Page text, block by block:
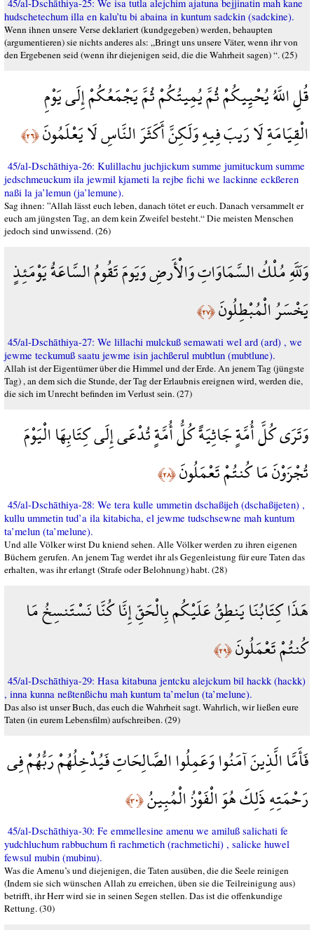
45/al-Dschāthiya-25: We isa tutla alejchim ajatuna bejjinatin mah kane
hudschetechum illa en kalu’tu bi abaina in kuntum sadckin (sadckine).
Wenn ihnen unsere Verse deklariert (kundgegeben) werden, behaupten
(argumentieren) sie nichts anderes als: „Bringt uns unsere Väter, wenn ihr von
den Ergebenen seid (wenn ihr diejenigen seid, die die Wahrheit sagen) “. (25)
قُلِ اللَّهُ يُحْيِيكُمْ ثُمَّ يُمِيتُكُمْ ثُمَّ يَجْمَعُكُمْ إِلَى يَوْمِ
الْقِيَامَةِ لَا رَيبَ فِيهِ وَلَكِنَّ أَكَثَرَ النَّاسِ لَا يَعْلَمُونَ﴿٢٦﴾
45/al-Dschāthiya-26: Kulillachu juchjickum summe jumituckum summe
jedschmeuckum ila jewmil kjameti la rejbe fichi we lackinne eckßeren
naßi la ja’lemun (ja’lemune).
Sag ihnen: ”Allah lässt euch leben, danach tötet er euch. Danach versammelt er
euch am jüngsten Tag, an dem kein Zweifel besteht.“ Die meisten Menschen
jedoch sind unwissend. (26)
وَلَلَّهِ مُلْكُ السَّمَاوَاتِ وَالْأَرضِ وَيَومَ تَقُومُ السَّاعَةُ يَوْمَئِذٍ
يَخْسَرُ الْمُبْطِلُونَ﴿٢٧﴾
45/al-Dschāthiya-27: We lillachi mulckuß semawati wel ard (ard) , we
jewme teckumuß saatu jewme isin jachßerul mubtlun (mubtlune).
Allah ist der Eigentümer über die Himmel und der Erde. An jenem Tag (jüngste
Tag) , an dem sich die Stunde, der Tag der Erlaubnis ereignen wird, werden die,
die sich im Unrecht befinden im Verlust sein. (27)
وَتَرَى كُلَّ أُمَّةٍ جَاثِيَةً كُلُّ أُمَّةٍ تُدْعَى إِلَى كِتَابِهَا الْيَوْمَ
تُجْزَوْنَ مَا كُنتُمْ تَعْمَلُونَ﴿٢٨﴾
45/al-Dschāthiya-28: We tera kulle ummetin dschaßijeh (dschaßijeten) ,
kullu ummetin tud’a ila kitabicha, el jewme tudschsewne mah kuntum
ta’melun (ta’melune).
Und alle Völker wirst Du kniend sehen. Alle Völker werden zu ihren eigenen
Büchern gerufen. An jenem Tag werdet ihr als Gegenleistung für eure Taten das
erhalten, was ihr erlangt (Strafe oder Belohnung) habt. (28)
هَذَا كِتَابُنَا يَنطِقُ عَلَيْكُم بِالْحَقِّ إِنَّا كُنَّا نَسْتَنسِخُ مَا
كُنتُمْ تَعْمَلُونَ﴿٢٩﴾
45/al-Dschāthiya-29: Hasa kitabuna jentcku alejckum bil hackk (hackk)
, inna kunna neßtenßichu mah kuntum ta’melun (ta’melune).
Das also ist unser Buch, das euch die Wahrheit sagt. Wahrlich, wir ließen eure
Taten (in eurem Lebensfilm) aufschreiben. (29)
فَأَمَّا الَّذِينَ آمَنُوا وَعَمِلُوا الصَّالِحَاتِ فَيُدْخِلُهُمْ رَبُّهُمْ فِي
رَحْمَتِهِ ذَلِكَ هُوَ الْفَوْزُ الْمُبِينُ﴿٣٠﴾
45/al-Dschāthiya-30: Fe emmellesine amenu we amiluß salichati fe
yudchluchum rabbuchum fi rachmetich (rachmetichi) , salicke huwel
fewsul mubin (mubinu).
Was die Amenu’s und diejenigen, die Taten ausüben, die die Seele reinigen
(Indem sie sich wünschen Allah zu erreichen, üben sie die Teilreinigung aus)
betrifft, ihr Herr wird sie in seinen Segen stellen. Das ist die offenkundige
Rettung. (30)